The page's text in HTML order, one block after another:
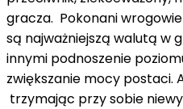
gracza. Pokonani
są najważniejszą walutą w
innymi podnoszenie
zwiększanie mocy postaci.
trzymając przy sobie